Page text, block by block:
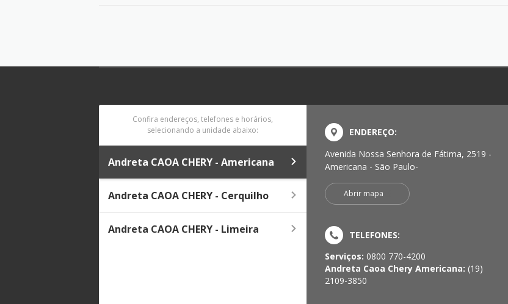
Confira endereços, telefones e horários,
selecionando a unidade abaixo:
Andreta CAOA CHERY - Americana
Andreta CAOA CHERY - Cerquilho
Andreta CAOA CHERY - Limeira
ENDEREÇO:
Avenida Nossa Senhora de Fátima, 2519 -
Americana - São Paulo-
Abrir mapa
TELEFONES:
Serviços: 0800 770-4200
Andreta Caoa Chery Americana: (19)
2109-3850